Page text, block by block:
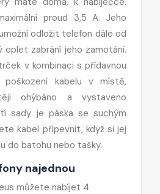
proud 3,5 A. Jeho
odložit telefon dále od
oplet zabrání jeho zamotání.
v kombinaci s přídavnou
poškození kabelu v místě,
ohýbáno a vystaveno
sady je páska se suchým
kabel připevnit, když si jej
do batohu nebo tašky.
najednou
můžete nabíjet 4